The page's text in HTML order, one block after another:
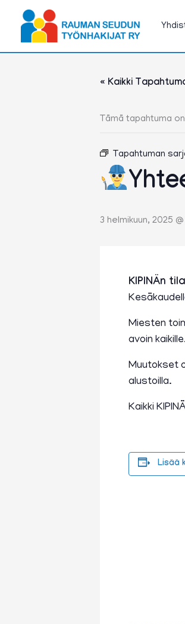
sisältöön
« Kaikki
Tämä tapahtuma
Tapahtuman
3 helmikuun, 2025
KIPINÄn
Miesten
avoin
Muutokset
alustoilla.
Kaikki
Lisää